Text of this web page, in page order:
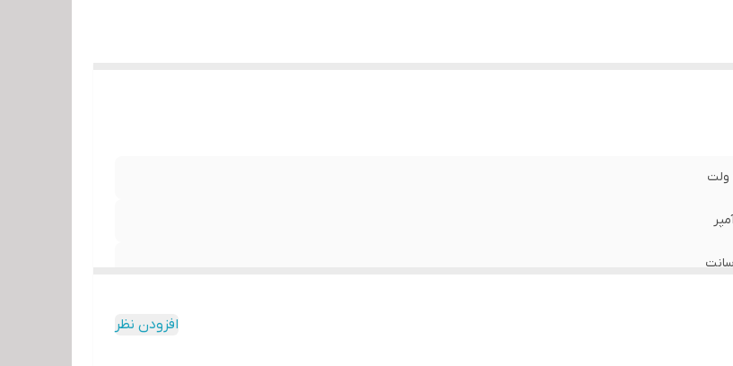
افزودن نظر